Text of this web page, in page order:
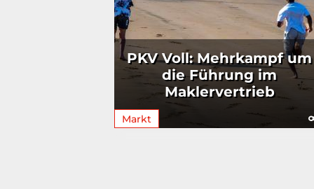
PKV Voll: Mehrkampf um
die Führung im
Maklervertrieb
Markt